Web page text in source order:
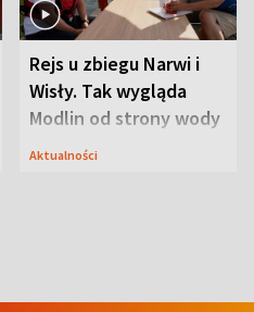
Rejs u zbiegu Narwi i
Wisły. Tak wygląda
Modlin od strony wody
Aktualności